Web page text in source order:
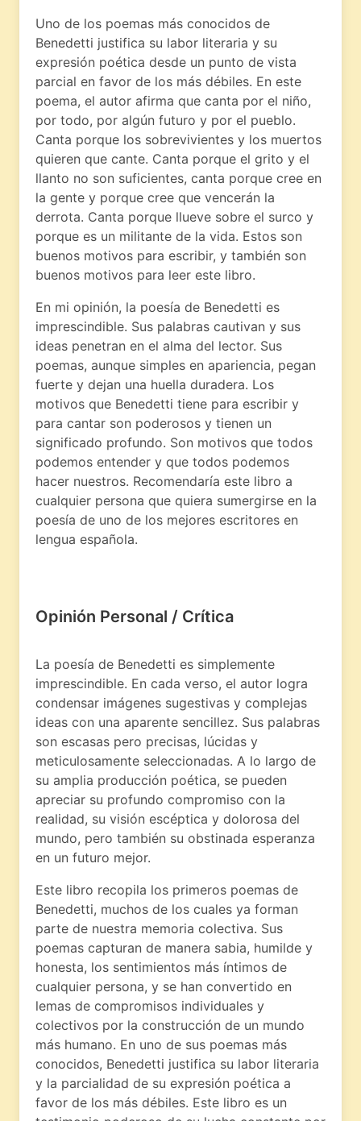
Uno de los poemas más conocidos de
Benedetti justifica su labor literaria y su
expresión poética desde un punto de vista
parcial en favor de los más débiles. En este
poema, el autor afirma que canta por el niño,
por todo, por algún futuro y por el pueblo.
Canta porque los sobrevivientes y los muertos
quieren que cante. Canta porque el grito y el
llanto no son suficientes, canta porque cree en
la gente y porque cree que vencerán la
derrota. Canta porque llueve sobre el surco y
porque es un militante de la vida. Estos son
buenos motivos para escribir, y también son
buenos motivos para leer este libro.
En mi opinión, la poesía de Benedetti es
imprescindible. Sus palabras cautivan y sus
ideas penetran en el alma del lector. Sus
poemas, aunque simples en apariencia, pegan
fuerte y dejan una huella duradera. Los
motivos que Benedetti tiene para escribir y
para cantar son poderosos y tienen un
significado profundo. Son motivos que todos
podemos entender y que todos podemos
hacer nuestros. Recomendaría este libro a
cualquier persona que quiera sumergirse en la
poesía de uno de los mejores escritores en
lengua española.
Opinión Personal / Crítica
La poesía de Benedetti es simplemente
imprescindible. En cada verso, el autor logra
condensar imágenes sugestivas y complejas
ideas con una aparente sencillez. Sus palabras
son escasas pero precisas, lúcidas y
meticulosamente seleccionadas. A lo largo de
su amplia producción poética, se pueden
apreciar su profundo compromiso con la
realidad, su visión escéptica y dolorosa del
mundo, pero también su obstinada esperanza
en un futuro mejor.
Este libro recopila los primeros poemas de
Benedetti, muchos de los cuales ya forman
parte de nuestra memoria colectiva. Sus
poemas capturan de manera sabia, humilde y
honesta, los sentimientos más íntimos de
cualquier persona, y se han convertido en
lemas de compromisos individuales y
colectivos por la construcción de un mundo
más humano. En uno de sus poemas más
conocidos, Benedetti justifica su labor literaria
y la parcialidad de su expresión poética a
favor de los más débiles. Este libro es un